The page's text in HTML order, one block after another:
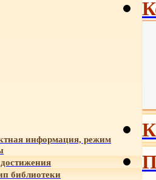
информация, режим
библиотеки